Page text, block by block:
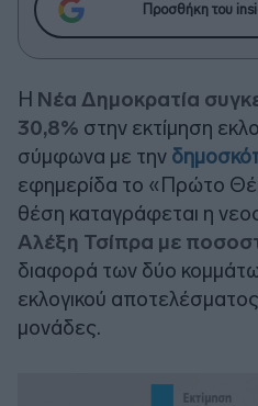
Προσθήκη του
Η Νέα Δημοκρατία
30,8% στην εκτίμηση
σύμφωνα με την
εφημερίδα το «Πρώτο
θέση καταγράφεται η
Αλέξη Τσίπρα με
διαφορά των δύο
εκλογικού
μονάδες.